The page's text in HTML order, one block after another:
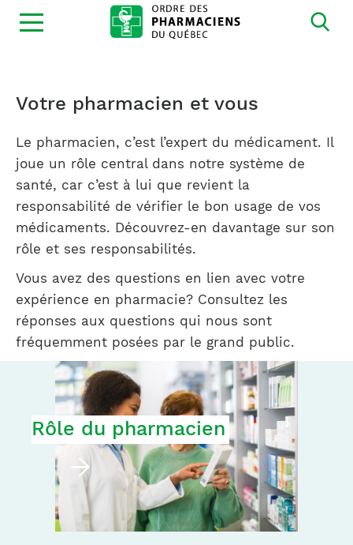
Ouvrir
la
Votre pharmacien et vous
Le pharmacien, c’est l’expert du médicament. Il
joue un rôle central dans notre système de
santé, car c’est à lui que revient la
responsabilité de vérifier le bon usage de vos
médicaments. Découvrez-en davantage sur son
rôle et ses responsabilités.
Vous avez des questions en lien avec votre
expérience en pharmacie? Consultez les
réponses aux questions qui nous sont
fréquemment posées par le grand public.
Rôle du pharmacien